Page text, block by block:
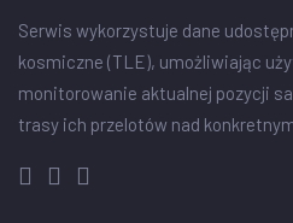
Serwis wykorzystuje dane
kosmiczne (TLE), umożliwiając
monitorowanie aktualnej pozycji
trasy ich przelotów nad